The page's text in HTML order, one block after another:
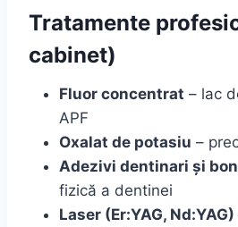
Tratamente
cabinet)
Fluor concentrat – lac
APF
Oxalat de potasiu –
Adezivi dentinari și
fizică a dentinei
Laser (Er:YAG, Nd:YAG)